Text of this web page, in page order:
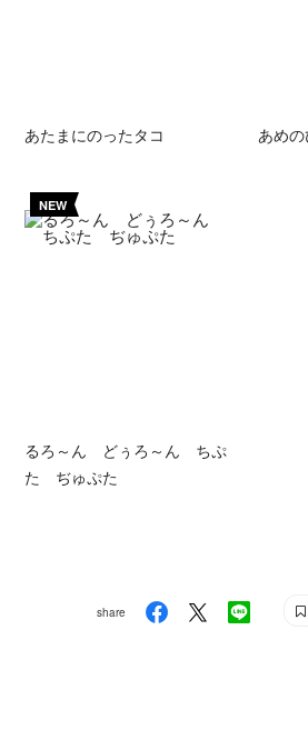
あたまにのったタコ あめ
NEW
るろ～ん どぅろ～ん ちぷ
た ぢゅぷた
share